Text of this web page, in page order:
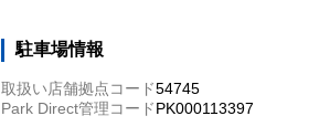
駐車場情報
取扱い店舗拠点コード54745
Park Direct管理コードPK000113397